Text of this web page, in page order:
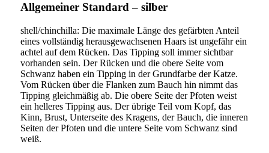
Allgemeiner Standard – silber
shell/chinchilla: Die maximale Länge des gefärbten Anteil
eines vollständig herausgewachsenen Haars ist ungefähr ein
achtel auf dem Rücken. Das Tipping soll immer sichtbar
vorhanden sein. Der Rücken und die obere Seite vom
Schwanz haben ein Tipping in der Grundfarbe der Katze.
Vom Rücken über die Flanken zum Bauch hin nimmt das
Tipping gleichmäßig ab. Die obere Seite der Pfoten weist
ein helleres Tipping aus. Der übrige Teil vom Kopf, das
Kinn, Brust, Unterseite des Kragens, der Bauch, die inneren
Seiten der Pfoten und die untere Seite vom Schwanz sind
weiß.